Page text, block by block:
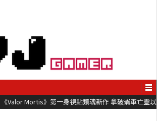
《Valor Mortis》第一身視點類魂新作 拿破崙軍亡靈以
敵